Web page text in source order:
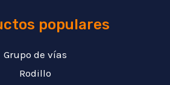
populares
Grupo de vías
Rodillo